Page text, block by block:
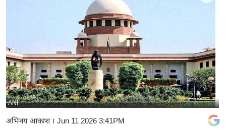
त
र्रा
ष्ट्री
य
बि
ज़
ANI
अभिनय आकाश। Jun 11 2026 3:41PM